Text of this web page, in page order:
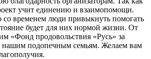
учит единению и взаимопомощи.
со временем люди привыкнуть помогать
будет для них нормой жизни. От
«Фонд продовольствия «Русь» за
подопечным семьям. Желаем вам